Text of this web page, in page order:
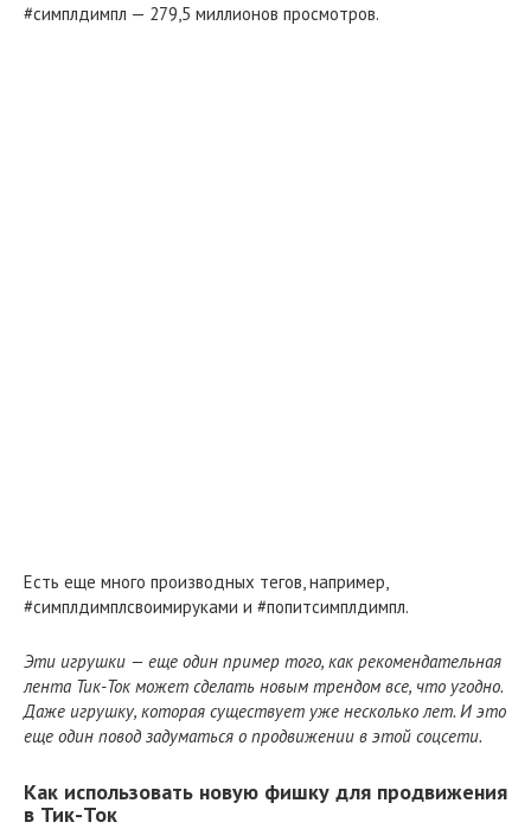
#симплдимпл — 279,5 миллионов просмотров.
Есть еще много производных тегов, например,
#симплдимплсвоимируками и #попитсимплдимпл.
Эти игрушки — еще один пример того, как рекомендательная
лента Тик-Ток может сделать новым трендом все, что угодно.
Даже игрушку, которая существует уже несколько лет. И это
еще один повод задуматься о продвижении в этой соцсети.
Как использовать новую фишку для продвижения
в Тик-Ток